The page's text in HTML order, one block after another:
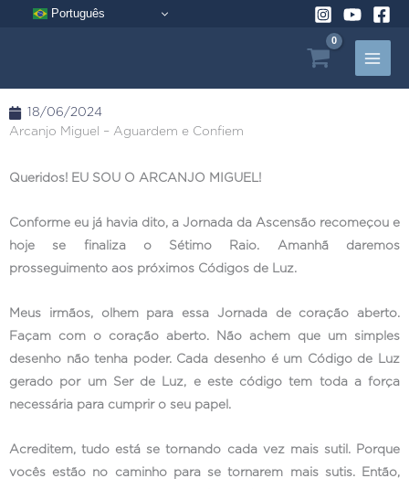
Português
18/06/2024
Arcanjo Miguel – Aguardem e Confiem
Queridos! EU SOU O ARCANJO MIGUEL!
Conforme eu já havia dito, a Jornada da Ascensão recomeçou e
hoje se finaliza o Sétimo Raio. Amanhã daremos
prosseguimento aos próximos Códigos de Luz.
Meus irmãos, olhem para essa Jornada de coração aberto.
Façam com o coração aberto. Não achem que um simples
desenho não tenha poder. Cada desenho é um Código de Luz
gerado por um Ser de Luz, e este código tem toda a força
necessária para cumprir o seu papel.
Acreditem, tudo está se tornando cada vez mais sutil. Porque
vocês estão no caminho para se tornarem mais sutis. Então,